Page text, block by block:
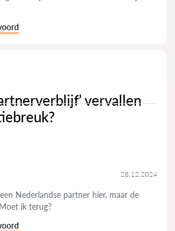
vervallen
28.12.2024
Nederlandse partner hier, maar de
ik terug?